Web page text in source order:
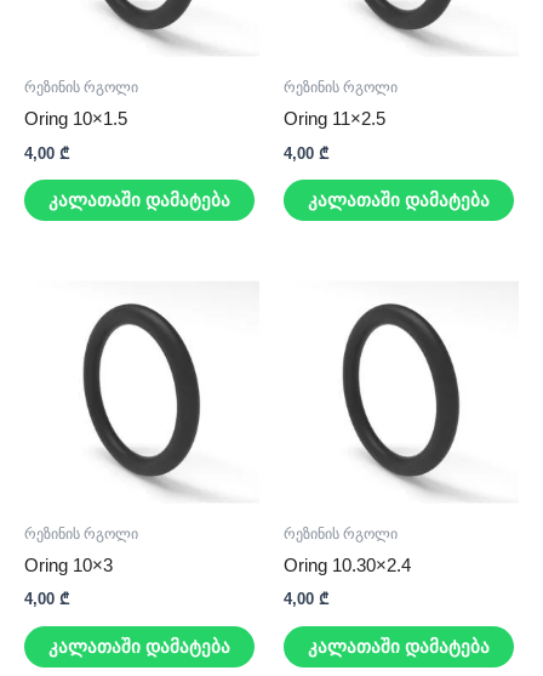
რეზინის რგოლი
Oring 10×1.5
4,00 ₾
კალათაში დამატება
რეზინის რგოლი
Oring 11×2.5
4,00 ₾
კალათაში დამატება
რეზინის რგოლი
Oring 10×3
4,00 ₾
კალათაში დამატება
რეზინის რგოლი
Oring 10.30×2.4
4,00 ₾
კალათაში დამატება